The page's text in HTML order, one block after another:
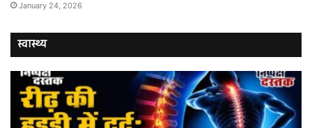
January 24, 2026
स्वास्थ्य